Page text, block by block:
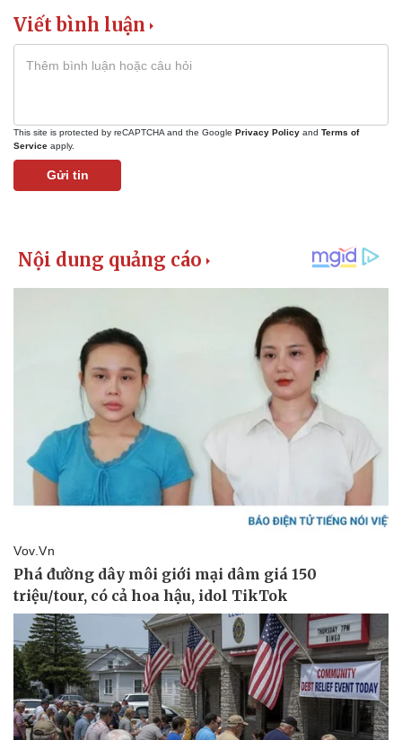
Thể thao
Bóng đá
Hậu trường
Ô tô - Xe máy
Ô tô
Xe máy
Viết bình luận
This site is protected by reCAPTCHA and the Google Privacy Policy and Terms of
Service apply.
Gửi tin